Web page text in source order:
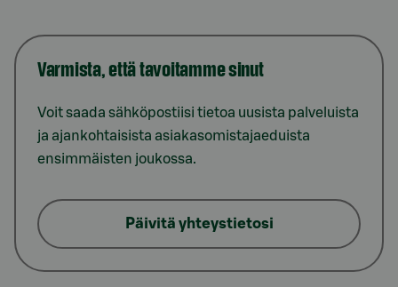
Varmista, että tavoitamme sinut
Voit saada sähköpostiisi tietoa uusista palveluista
ja ajankohtaisista asiakasomistajaeduista
ensimmäisten joukossa.
Päivitä yhteystietosi